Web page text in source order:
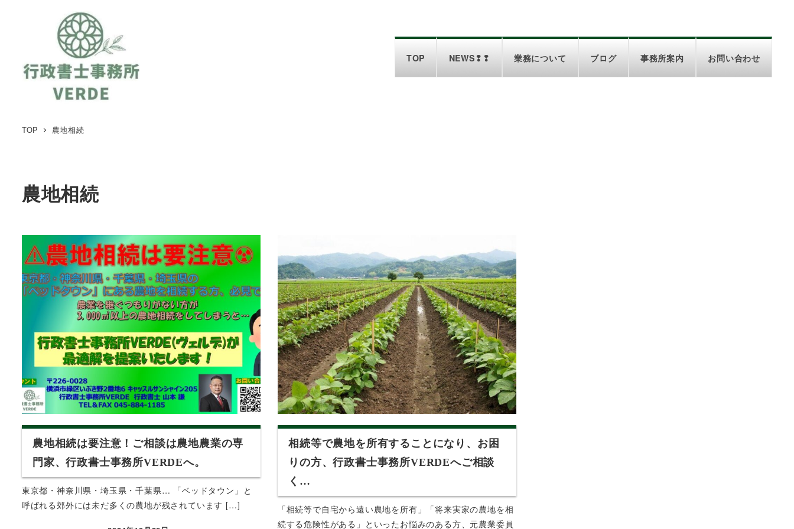
TOP NEWS❢❢ 業務について ブログ 事務所案内 お問い合わせ
TOP 農地相続
農地相続
農地相続は要注意！ご相談は農地農業の専
門家、行政書士事務所VERDEへ。
東京都・神奈川県・埼玉県・千葉県… 「ベッドタウン」と
呼ばれる郊外には未だ多くの農地が残されています […]
相続等で農地を所有することになり、お困
りの方、行政書士事務所VERDEへご相談
く…
「相続等で自宅から遠い農地を所有」「将来実家の農地を相
続する危険性がある」といったお悩みのある方、元農業委員